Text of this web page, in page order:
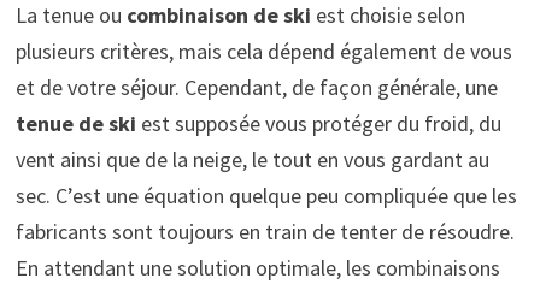
La tenue ou combinaison de ski est choisie selon
plusieurs critères, mais cela dépend également de vous
et de votre séjour. Cependant, de façon générale, une
tenue de ski est supposée vous protéger du froid, du
vent ainsi que de la neige, le tout en vous gardant au
sec. C’est une équation quelque peu compliquée que les
fabricants sont toujours en train de tenter de résoudre.
En attendant une solution optimale, les combinaisons